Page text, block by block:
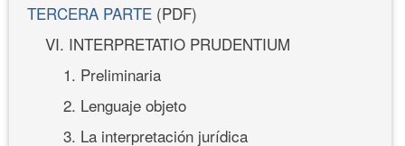
TERCERA PARTE (PDF)
VI. INTERPRETATIO PRUDENTIUM
1. Preliminaria
2. Lenguaje objeto
3. La interpretación jurídica